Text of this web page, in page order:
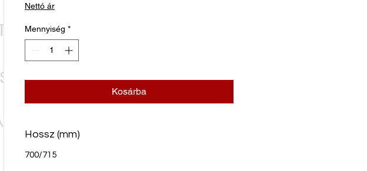
Nettó ár
Mennyiség *
Kosárba
Hossz (mm)
700/715